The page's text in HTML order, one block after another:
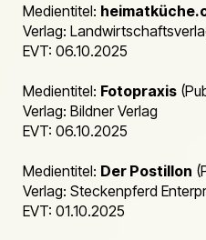
Medientitel:
Verlag:
EVT: 06.10.2025
Medientitel: Fotopraxis
Verlag: Bildner Verlag
EVT: 06.10.2025
Medientitel: Der Postillon
Verlag: Steckenpferd
EVT: 01.10.2025